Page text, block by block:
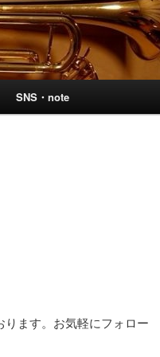
SNS・note
ます。お気軽にフォロー